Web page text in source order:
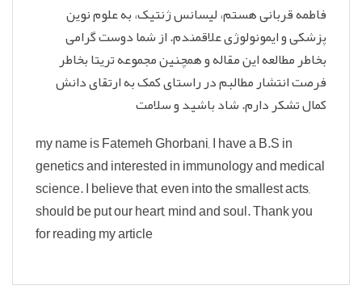
فاطمه قربانی هستم، لیسانس ژنتیک، به علوم نوین
پزشکی و ایمونولوژی علاقمندم. از شما دوست گرامی
بخاطر مطالعه این مقاله و همچنین مجموعه تریتا بخاطر
فرصت انتشار مطالبم در راستای کمک به ارتقای دانش
کمال تشکر دارم. شاد باشید و سلامت
my name is Fatemeh Ghorbani, I have a B.S in
genetics and interested in immunology and medical
science. I believe that, even into the smallest acts,
should be put our heart, mind and soul. Thank you
for reading my article